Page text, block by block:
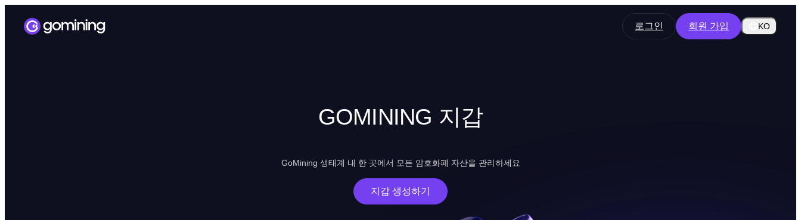
로그인 회원 가입 KO
GOMINING 지갑
GoMining 생태계 내 한 곳에서 모든 암호화폐 자산을 관리하세요
지갑 생성하기